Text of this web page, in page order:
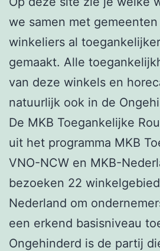
we samen met
winkeliers al
gemaakt. Alle
van deze winkels en
natuurlijk ook in de
De MKB Toegankelijke
uit het programma MKB
VNO-NCW en MKB-
bezoeken 22
Nederland om
een erkend basisniveau
Ongehinderd is de partij